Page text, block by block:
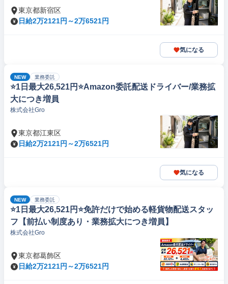
東京都新宿区
日給2万2121円～2万6521円
気になる
NEW 業務委託
⭐️1日最大26,521円⭐️Amazon委託配送ドライバー/業務拡
大につき増員
株式会社Gro
東京都江東区
日給2万2121円～2万6521円
気になる
NEW 業務委託
⭐️1日最大26,521円⭐️免許だけで始める軽貨物配送スタッ
フ【前払い制度あり・業務拡大につき増員】
株式会社Gro
東京都葛飾区
日給2万2121円～2万6521円